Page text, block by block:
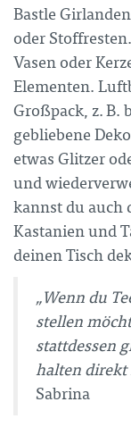
Bastle
oder
Vasen oder
Elementen.
Großpack, z. B.
gebliebene
etwas Glitzer
und
kannst du auch
Kastanien und
deinen Tisch
„Wenn du
stellen
stattdessen
halten direkt
Sabrina